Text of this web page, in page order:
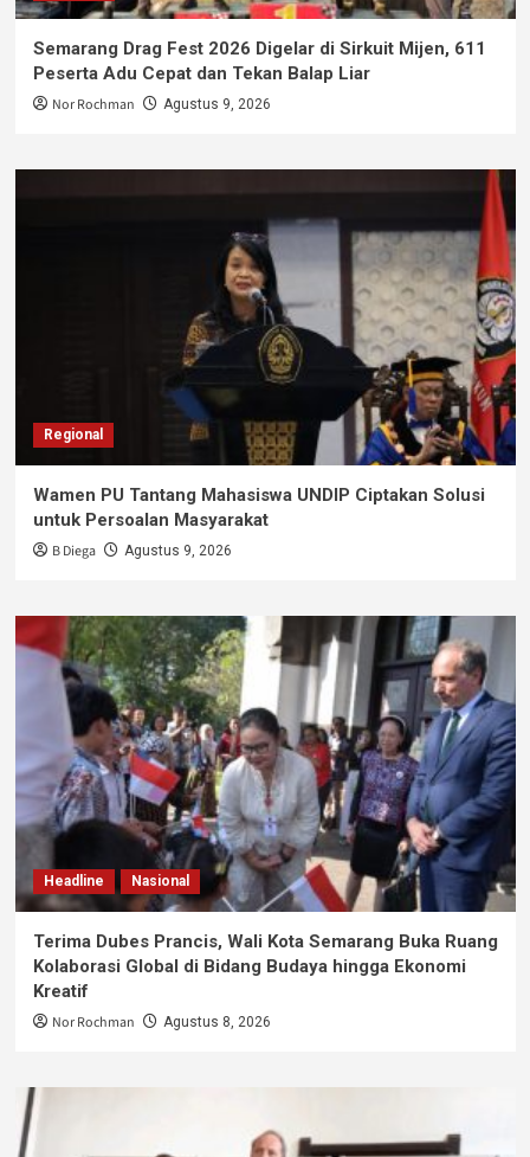
Semarang Drag Fest 2026 Digelar di Sirkuit Mijen, 611
Peserta Adu Cepat dan Tekan Balap Liar
Nor Rochman Agustus 9, 2026
Regional
Wamen PU Tantang Mahasiswa UNDIP Ciptakan Solusi
untuk Persoalan Masyarakat
B Diega Agustus 9, 2026
Headline Nasional
Terima Dubes Prancis, Wali Kota Semarang Buka Ruang
Kolaborasi Global di Bidang Budaya hingga Ekonomi
Kreatif
Nor Rochman Agustus 8, 2026